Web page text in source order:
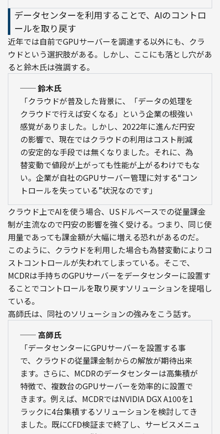
データセンターを利用することで、AIのコントロ
ールを取り戻す
近年では自前でGPUサーバーを調達する以外にも、クラ
ウドという選択肢がある。しかし、ここにも落とし穴があ
ると鈴木氏は強調する。
── 鈴木氏
「クラウドが普及した背景に、「データの処理を
クラウドで行えば安くなる」という企業の根強い
感覚がありました。しかし、2022年に進んだ円安
の影響で、現在ではクラウドの利用はコスト削減
の安定的な手段では無くなりました。それに、為
替変動で値段が上がっても性能が上がるわけでもな
い。企業が自社のGPUサーバー管理に対する“コン
トロールを失っている”状況なのです」
クラウド上でAIを使う場合、USドルベースでの従量課金
制が主流なので円安の影響を強く受ける。つまり、同じ使
用量であっても課金額が大幅に増える恐れがあるのだ。
このように、クラウドを利用した場合も為替変動によりコ
ストコントロールが失われてしまっている。そこで、
MCDRは手持ちのGPUサーバーをデータセンターに設置す
ることでコントロールを取り戻すソリューションを提唱し
ている。
高師氏は、同社のソリューションの強みをこう話す。
── 高師氏
「データセンターにGPUサーバーを設置する事
で、クラウドの従量課金制からの解放が期待出来
ます。さらに、MCDRのデータセンターは高集積が
特徴で、複数台のGPUサーバーを効率的に設置で
きます。例えば、MCDRではNVIDIA DGX A100を1
ラックに4台集積するソリューションを検討してき
ました。既にCFD検証まで終了し、サービスメニュ